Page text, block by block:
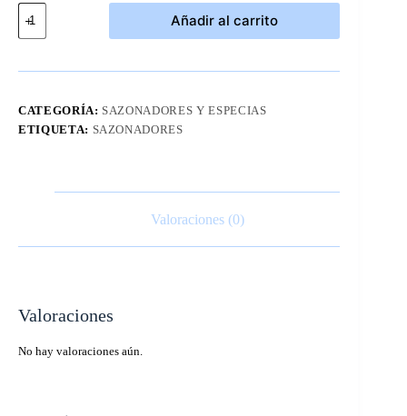
Sazonador
Bagel
Everything
505
Añadir al carrito
CATEGORÍA: SAZONADORES Y ESPECIAS
ETIQUETA: SAZONADORES
Valoraciones (0)
Valoraciones
No hay valoraciones aún.